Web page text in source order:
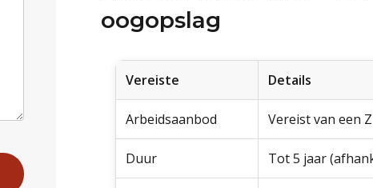
oogopslag
Vereiste Details
Arbeidsaanbod Vereist van een
Duur Tot 5 jaar